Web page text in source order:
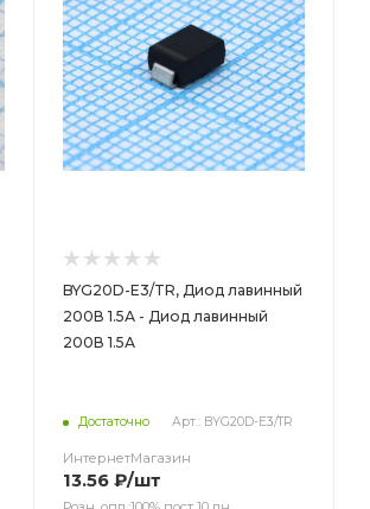
BYG20D-E3/TR, Диод лавинный
200В 1.5А - Диод лавинный
200В 1.5А
Достаточно Арт.: BYG20D-E3/TR
ИнтернетМагазин
13.56 ₽/шт